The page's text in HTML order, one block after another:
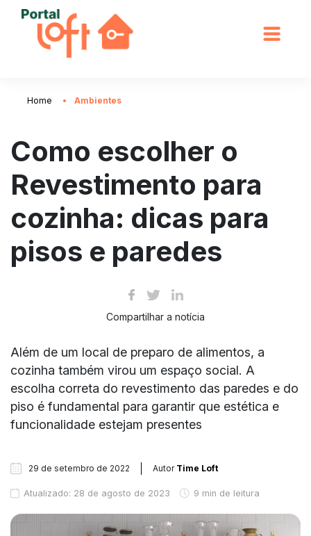
Home Ambientes
Como escolher o
Revestimento para
cozinha: dicas para
pisos e paredes
Compartilhar a notícia
Além de um local de preparo de alimentos, a
cozinha também virou um espaço social. A
escolha correta do revestimento das paredes e do
piso é fundamental para garantir que estética e
funcionalidade estejam presentes
29 de setembro de 2022 Autor Time Loft
Atualizado: 28 de agosto de 2023 9 min de leitura